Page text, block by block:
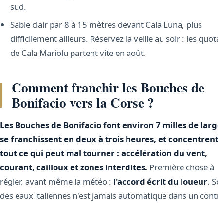
sud.
Sable clair par 8 à 15 mètres devant Cala Luna, plus
difficilement ailleurs. Réservez la veille au soir : les
de Cala Mariolu partent vite en août.
Comment franchir les Bouches de
Bonifacio vers la Corse ?
Les Bouches de Bonifacio font environ 7 milles de
se franchissent en deux à trois heures, et concentrent
tout ce qui peut mal tourner : accélération du vent,
courant, cailloux et zones interdites. Première chose à
régler, avant même la météo : l'accord écrit du loueur.
des eaux italiennes n'est jamais automatique dans un